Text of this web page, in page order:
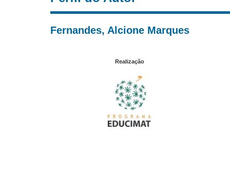
Fernandes, Alcione Marques
Realização